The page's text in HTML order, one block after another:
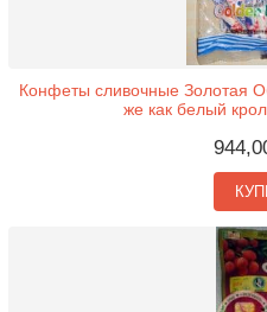
Конфеты сливочные Золотая
же как белый